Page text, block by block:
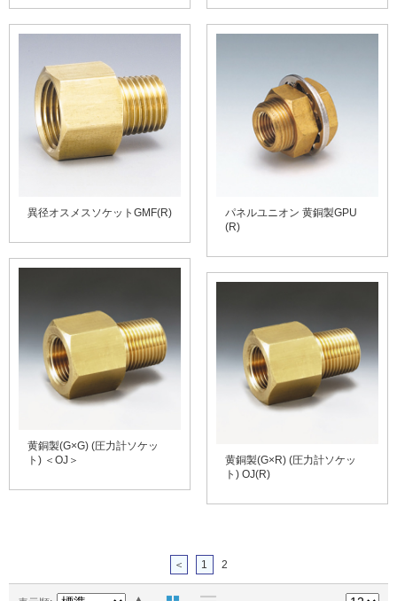
異径オスメスソケットGMF(R)
パネルユニオン 黄銅製GPU
(R)
黄銅製(G×G) (圧力計ソケッ
ト) ＜OJ＞
黄銅製(G×R) (圧力計ソケッ
ト) OJ(R)
＜ 1 2